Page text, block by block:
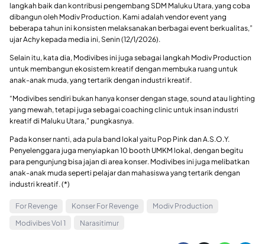
langkah baik dan kontribusi pengembang SDM Maluku Utara, yang coba
dibangun oleh Modiv Production. Kami adalah vendor event yang
beberapa tahun ini konsisten melaksanakan berbagai event berkualitas,”
ujar Achy kepada media ini, Senin (12/1/2026).
Selain itu, kata dia, Modivibes ini juga sebagai langkah Modiv Production
untuk membangun ekosistem kreatif dengan membuka ruang untuk
anak-anak muda, yang tertarik dengan industri kreatif.
“Modivibes sendiri bukan hanya konser dengan stage, sound atau lighting
yang mewah, tetapi juga sebagai coaching clinic untuk insan industri
kreatif di Maluku Utara,” pungkasnya.
Pada konser nanti, ada pula band lokal yaitu Pop Pink dan A.S.O.Y.
Penyelenggara juga menyiapkan 10 booth UMKM lokal, dengan begitu
para pengunjung bisa jajan di area konser. Modivibes ini juga melibatkan
anak-anak muda seperti pelajar dan mahasiswa yang tertarik dengan
industri kreatif. (*)
For Revenge Konser For Revenge
Modiv Production
Modivibes Vol 1
Narasitimur